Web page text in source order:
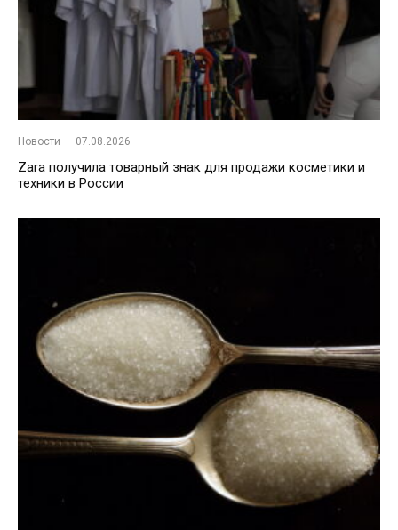
Новости · 07.08.2026
Zara получила товарный знак для продажи косметики и
техники в России